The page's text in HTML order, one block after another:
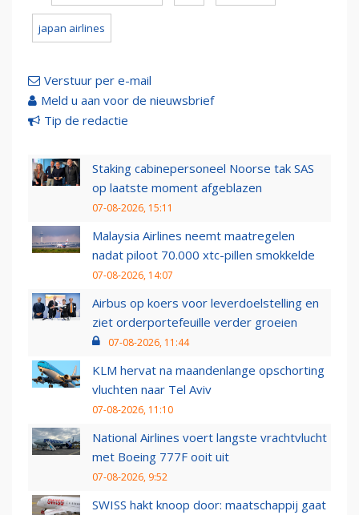
japan airlines
Verstuur per e-mail
Meld u aan voor de nieuwsbrief
Tip de redactie
Staking cabinepersoneel Noorse tak SAS
op laatste moment afgeblazen
07-08-2026, 15:11
Malaysia Airlines neemt maatregelen
nadat piloot 70.000 xtc-pillen smokkelde
07-08-2026, 14:07
Airbus op koers voor leverdoelstelling en
ziet orderportefeuille verder groeien
07-08-2026, 11:44
KLM hervat na maandenlange opschorting
vluchten naar Tel Aviv
07-08-2026, 11:10
National Airlines voert langste vrachtvlucht
met Boeing 777F ooit uit
07-08-2026, 9:52
SWISS hakt knoop door: maatschappij gaat